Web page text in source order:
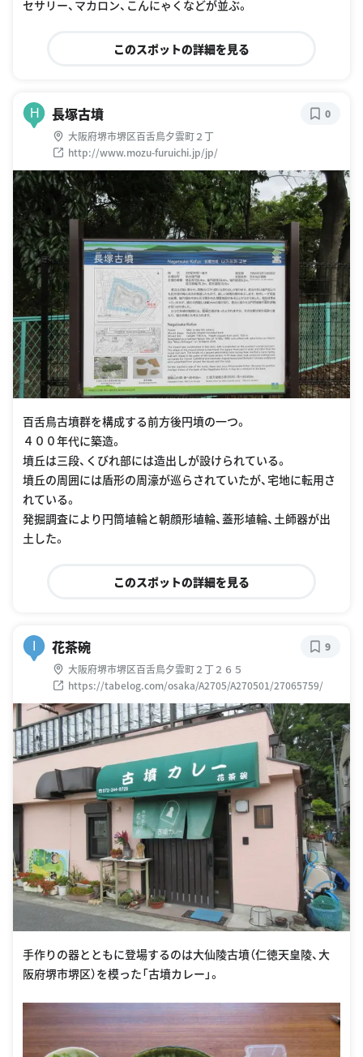
セサリー、マカロン、こんにゃくなどが並ぶ。
このスポットの詳細を見る
H 長塚古墳
大阪府堺市堺区百舌鳥夕雲町２丁
http://www.mozu-furuichi.jp/jp/
0
百舌鳥古墳群を構成する前方後円墳の一つ。
４００年代に築造。
墳丘は三段、くびれ部には造出しが設けられている。
墳丘の周囲には盾形の周濠が巡らされていたが、宅地に転用さ
れている。
発掘調査により円筒埴輪と朝顔形埴輪、蓋形埴輪、土師器が出
土した。
このスポットの詳細を見る
I 花茶碗
大阪府堺市堺区百舌鳥夕雲町２丁２６５
https://tabelog.com/osaka/A2705/A270501/27065759/
9
手作りの器とともに登場するのは大仙陵古墳（仁徳天皇陵、大
阪府堺市堺区）を模った「古墳カレー」。